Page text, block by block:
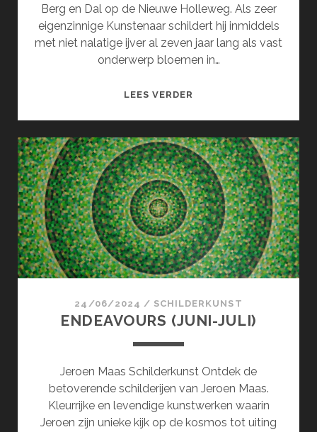
Berg en Dal op de Nieuwe Holleweg. Als zeer
eigenzinnige Kunstenaar schildert hij inmiddels
met niet nalatige ijver al zeven jaar lang als vast
onderwerp bloemen in…
LEES VERDER
AUGUSTUS)
24/06/2024 / SCHILDERKUNST
ENDEAVOURS (JUNI-JULI)
Jeroen Maas Schilderkunst Ontdek de
betoverende schilderijen van Jeroen Maas.
Kleurrijke en levendige kunstwerken waarin
Jeroen zijn unieke kijk op de kosmos tot uiting